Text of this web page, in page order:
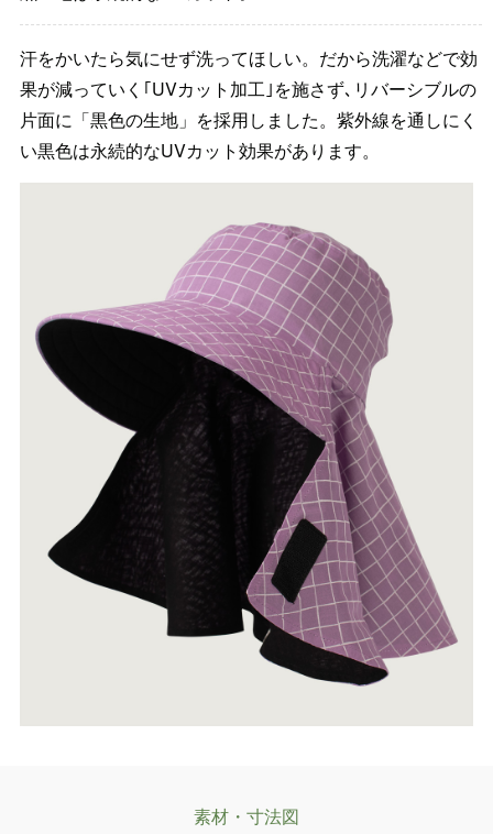
汗をかいたら気にせず洗ってほしい。だから洗濯などで効
果が減っていく｢UVカット加工｣を施さず､リバーシブルの
片面に「黒色の生地」を採用しました。紫外線を通しにく
い黒色は永続的なUVカット効果があります。
素材・寸法図